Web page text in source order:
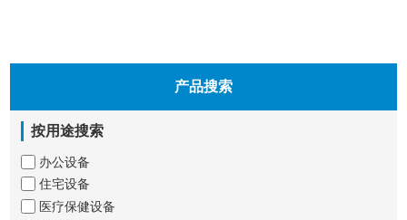
产品搜索
按用途搜索
办公设备
住宅设备
医疗保健设备